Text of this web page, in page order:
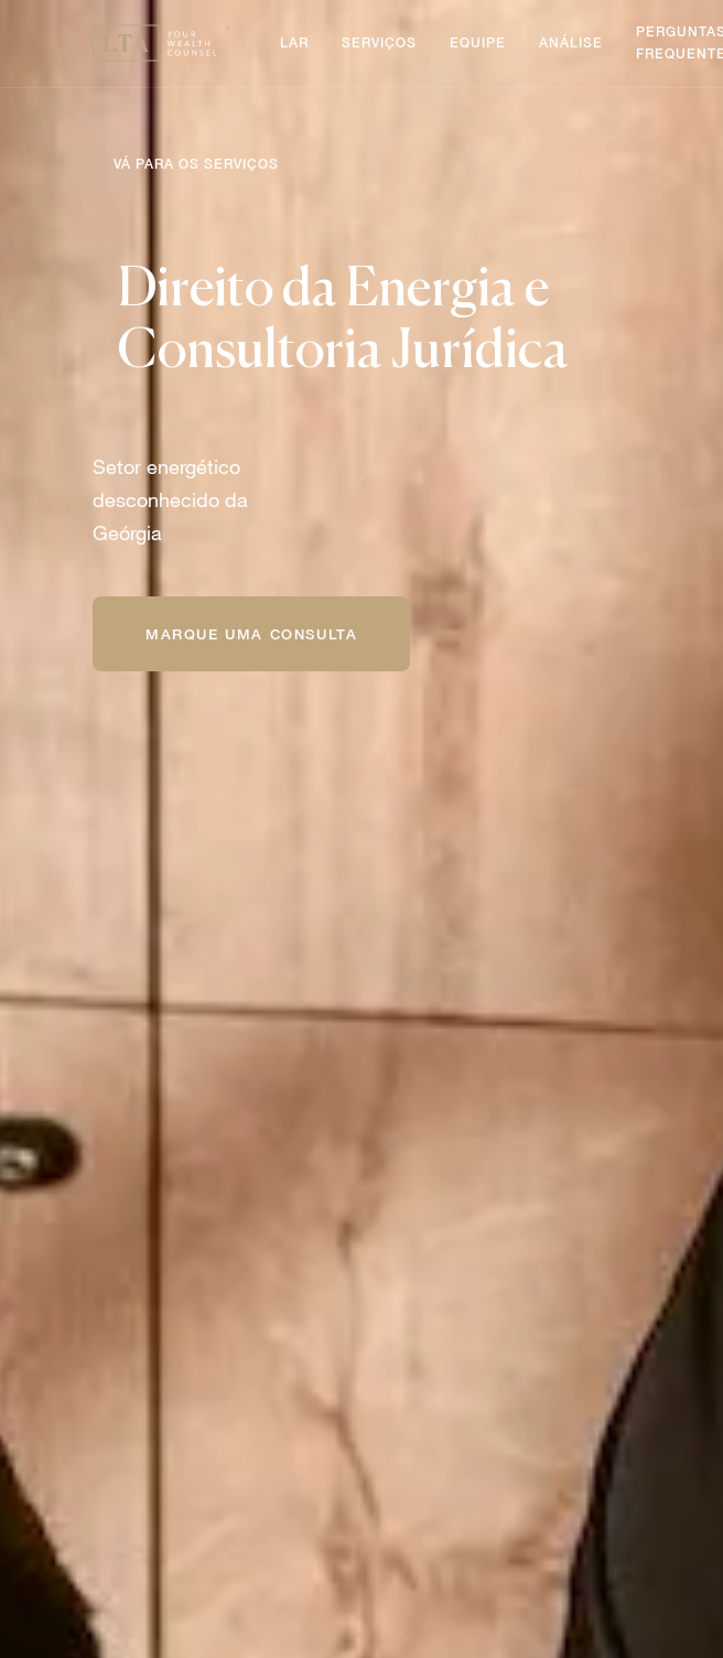
LAR SERVIÇOS EQUIPE ANÁLISE
VÁ PARA OS SERVIÇOS
Direito da Energia e
Consultoria Jurídica
Setor energético
desconhecido da
Geórgia
MARQUE UMA CONSULTA